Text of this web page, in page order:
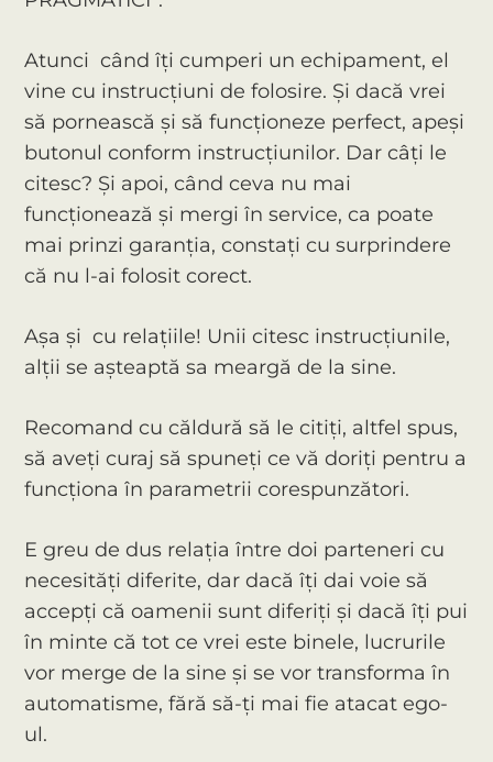
Atunci când îți cumperi un echipament, el
vine cu instrucțiuni de folosire. Și dacă vrei
să pornească și să funcționeze perfect, apeși
butonul conform instrucțiunilor. Dar câți le
citesc? Și apoi, când ceva nu mai
funcționează și mergi în service, ca poate
mai prinzi garanția, constați cu surprindere
că nu l-ai folosit corect.
Așa și cu relațiile! Unii citesc instrucțiunile,
alții se așteaptă sa meargă de la sine.
Recomand cu căldură să le citiți, altfel spus,
să aveți curaj să spuneți ce vă doriți pentru a
funcționa în parametrii corespunzători.
E greu de dus relația între doi parteneri cu
necesități diferite, dar dacă îți dai voie să
accepți că oamenii sunt diferiți și dacă îți pui
în minte că tot ce vrei este binele, lucrurile
vor merge de la sine și se vor transforma în
automatisme, fără să-ți mai fie atacat ego-
ul.